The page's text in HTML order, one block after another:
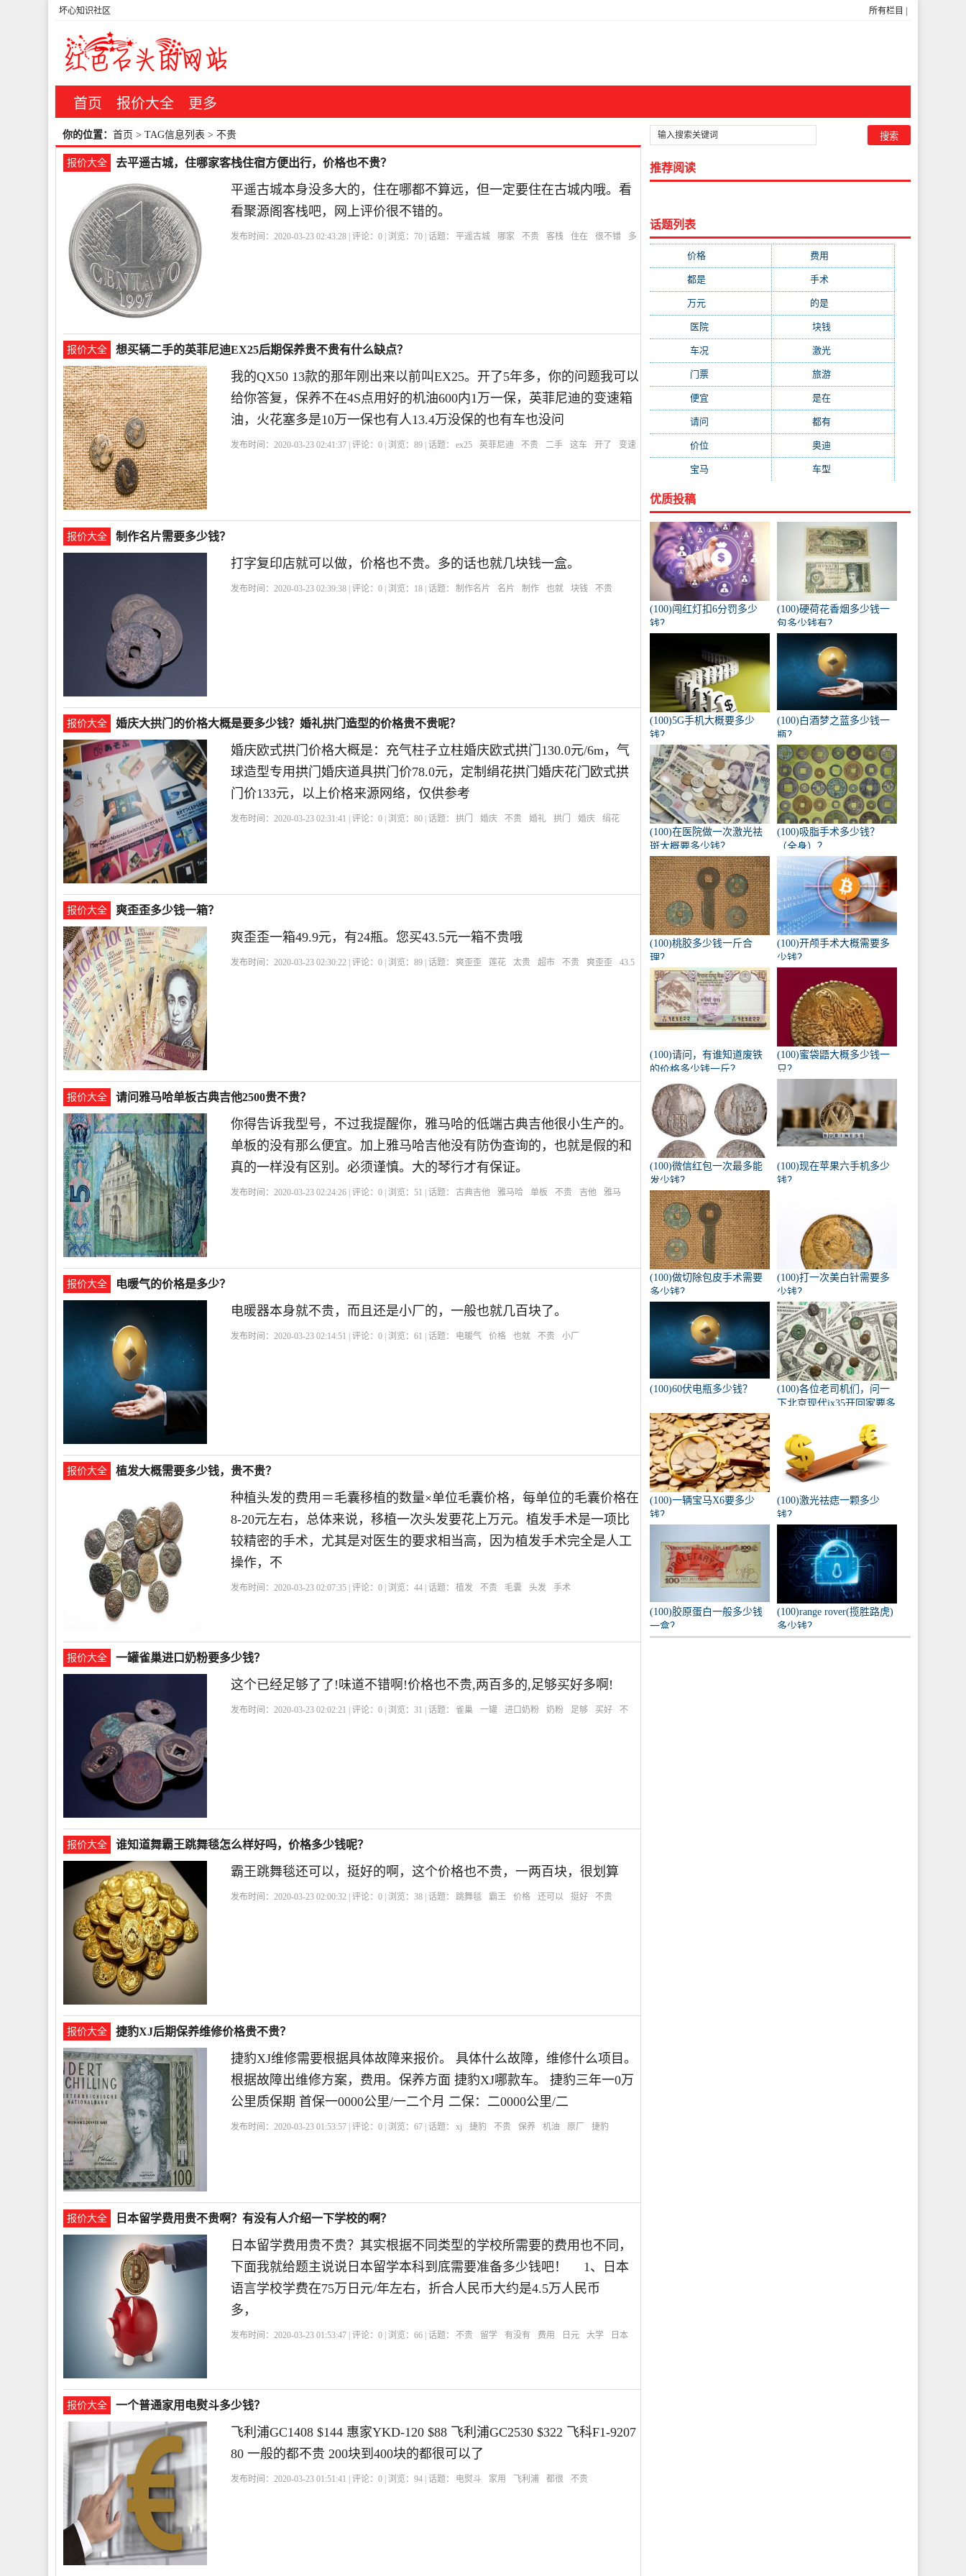
所有栏目
坏心知识社区
首页 报价大全 更多
你的位置： 首页 > TAG信息列表 > 不贵
报价大全 去平遥古城，住哪家客栈住宿方便出行，价格也不贵？
平遥古城本身没多大的，住在哪都不算远，但一定要住在古城内哦。看
看聚源阁客栈吧，网上评价很不错的。
发布时间：2020-03-23 02:43:28 | 评论：0 | 浏览： 70 | 话题： 平遥古城 哪家 不贵 客栈 住在 很不错
多
报价大全 想买辆二手的英菲尼迪EX25后期保养贵不贵有什么缺点？
我的QX50 13款的那年刚出来以前叫EX25。开了5年多，你的问题我可以
给你答复，保养不在4S点用好的机油600内1万一保，英菲尼迪的变速箱
油，火花塞多是10万一保也有人13.4万没保的也有车也没问
发布时间：2020-03-23 02:41:37 | 评论：0 | 浏览：89 | 话题： ex25 英菲尼迪 不贵 二手 这车 开了
变速
报价大全 制作名片需要多少钱？
打字复印店就可以做，价格也不贵。多的话也就几块钱一盒。
发布时间：2020-03-23 02:39:38 | 评论：0 | 浏览： 18 | 话题： 制作名片 名片 制作 也就 块钱 不贵
报价大全 婚庆大拱门的价格大概是要多少钱？婚礼拱门造型的价格贵不贵呢？
婚庆欧式拱门价格大概是：充气柱子立柱婚庆欧式拱门130.0元/6m，气
球造型专用拱门婚庆道具拱门价78.0元，定制绢花拱门婚庆花门欧式拱
门价133元，以上价格来源网络，仅供参考
发布时间：2020-03-23 02:31:41 | 评论：0 | 浏览：80 | 话题： 拱门 婚庆 不贵 婚礼 拱门 婚庆 绢花
报价大全 爽歪歪多少钱一箱？
爽歪歪一箱49.9元，有24瓶。您买43.5元一箱不贵哦
发布时间：2020-03-23 02:30:22 | 评论：0 | 浏览：89 | 话题： 爽歪歪 莲花 太贵 超市 不贵 爽歪歪 43.5
报价大全 请问雅马哈单板古典吉他2500贵不贵？
你得告诉我型号，不过我提醒你，雅马哈的低端古典吉他很小生产的。
单板的没有那么便宜。加上雅马哈吉他没有防伪查询的，也就是假的和
真的一样没有区别。必须谨慎。大的琴行才有保证。
发布时间：2020-03-23 02:24:26 | 评论：0 | 浏览：51 | 话题： 古典吉他 雅马哈 单板 不贵 吉他
雅马
报价大全 电暖气的价格是多少？
电暖器本身就不贵，而且还是小厂的，一般也就几百块了。
发布时间：2020-03-23 02:14:51 | 评论：0 | 浏览：61 | 话题： 电暖气 价格 也就 不贵 小厂
报价大全 植发大概需要多少钱，贵不贵？
种植头发的费用＝毛囊移植的数量×单位毛囊价格，每单位的毛囊价格在
8-20元左右，总体来说，移植一次头发要花上万元。植发手术是一项比
较精密的手术，尤其是对医生的要求相当高，因为植发手术完全是人工
操作，不
发布时间：2020-03-23 02:07:35 | 评论：0 | 浏览：44 | 话题： 植发 不贵 毛囊 头发 手术
报价大全 一罐雀巢进口奶粉要多少钱？
这个已经足够了了!味道不错啊!价格也不贵,两百多的,足够买好多啊!
发布时间：2020-03-23 02:02:21 | 评论：0 | 浏览：31 | 话题： 雀巢 一罐 进口奶粉 奶粉 足够 买好
不
报价大全 谁知道舞霸王跳舞毯怎么样好吗，价格多少钱呢？
霸王跳舞毯还可以，挺好的啊，这个价格也不贵，一两百块，很划算
发布时间：2020-03-23 02:00:32 | 评论：0 | 浏览：38 | 话题： 跳舞毯 霸王 价格 还可以 挺好 不贵
报价大全 捷豹XJ后期保养维修价格贵不贵？
捷豹XJ维修需要根据具体故障来报价。 具体什么故障，维修什么项目。
根据故障出维修方案，费用。保养方面 捷豹XJ哪款车。 捷豹三年一0万
公里质保期 首保一0000公里/一二个月 二保：二0000公里/二
发布时间：2020-03-23 01:53:57 | 评论：0 | 浏览：67 | 话题： xj 捷豹 不贵 保养 机油 原厂 捷豹
报价大全 日本留学费用贵不贵啊？有没有人介绍一下学校的啊？
日本留学费用贵不贵？其实根据不同类型的学校所需要的费用也不同，
下面我就给题主说说日本留学本科到底需要准备多少钱吧！ 1、日本
语言学校学费在75万日元/年左右，折合人民币大约是4.5万人民币
多，
发布时间：2020-03-23 01:53:47 | 评论：0 | 浏览：66 | 话题： 不贵 留学 有没有 费用 日元 大学 日本
报价大全 一个普通家用电熨斗多少钱？
飞利浦GC1408 $144 惠家YKD-120 $88 飞利浦GC2530 $322 飞科F1-9207
80 一般的都不贵 200块到400块的都很可以了
发布时间：2020-03-23 01:51:41 | 评论：0 | 浏览：94 | 话题： 电熨斗 家用 飞利浦 都很 不贵
推荐阅读
话题列表
价格 费用
都是 手术(1536)
万元 的是(1059)
医院(647) 块钱
车况(582) 激光
门票(564) 旅游
便宜 是在
请问 都有
价位 奥迪
宝马 车型
优质投稿
(100)闯红灯扣6分罚多少
钱？
(100)硬荷花香烟多少钱一
包多少钱有？
(100)5G手机大概要多少
钱？
(100)白酒梦之蓝多少钱一
瓶？
(100)在医院做一次激光祛
斑大概要多少钱？
(100)吸脂手术多少钱？
（全身）？
(100)桃胶多少钱一斤合
理？
(100)开颅手术大概需要多
少钱？
(100)请问，有谁知道废铁
的价格多少钱一斤？
(100)蜜袋鼯大概多少钱一
只？
(100)微信红包一次最多能
发少钱？
(100)现在苹果六手机多少
钱？
(100)做切除包皮手术需要
多少钱？
(100)打一次美白针需要多
少钱？
(100)60伏电瓶多少钱？
(100)各位老司机们，问一
下北京现代ix35开回家要多
(100)一辆宝马X6要多少
钱？
(100)激光祛痣一颗多少
钱？
(100)胶原蛋白一般多少钱
一盒？
(100)range rover(揽胜路虎)
多少钱？